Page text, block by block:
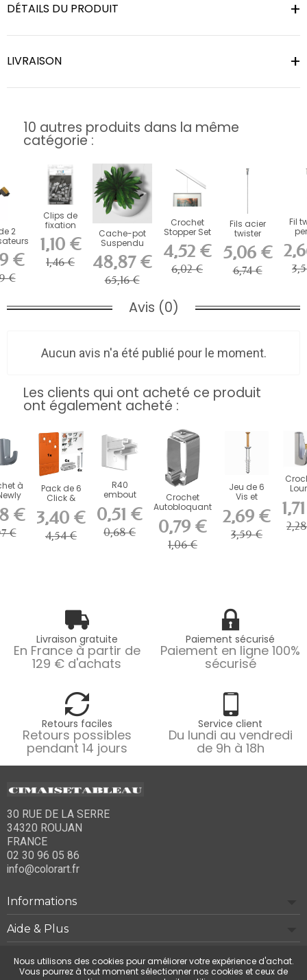
DÉTAILS DU PRODUIT
LIVRAISON
10 autres produits dans la même
catégorie :
2
€
€
Clips de
fixation
pour
contour
rail ( par...
1,10 €
1,46 €
Cache-pot
Suspendu
Blanc Artiteq
Botaniq...
48,87 €
65,16 €
Crochet
Stopper Set
Bloqueur...
4,52 €
6,02 €
Fils acier
twister
Micro pour
cimaise (
1...
5,06 €
6,74 €
Fil
Avis (0)
Aucun avis n'a été publié pour le moment.
Les clients qui ont acheté ce produit
ont également acheté :
à
pour€
€
Pack de 6
Click &
connect
pour mini
click...
3,40 €
4,54 €
R40
embout
blanc
0,51 €
0,68 €
Crochet
Autobloquant
Artiteq 4 kg
pour...
0,79 €
1,06 €
Jeu de 6
Vis et
Chevilles
pour
Cimaise...
2,69 €
3,59 €
kg
Vis
Livraison gratuite
En France à partir de
129 € d'achats
Paiement sécurisé
Paiement en ligne 100%
sécurisé
Retours faciles
Retours possibles
pendant 14 jours
Service client
Du lundi au vendredi
de 9h à 18h
30 RUE DE LA SERRE
34320 ROUJAN
FRANCE
02 30 96 05 86
info@colorart.fr
Informations
Aide & Plus
Notre société
Nous utilisons des cookies pour améliorer votre expérience d'achat.
Vous pourrez à tout moment sélectionner nos cookies et ceux de